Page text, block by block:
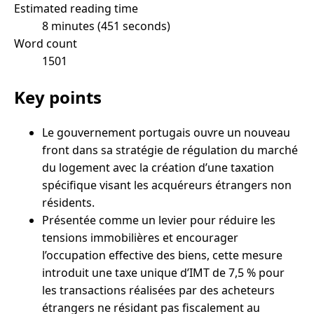
Estimated reading time
8 minutes (451 seconds)
Word count
1501
Key points
Le gouvernement portugais ouvre un nouveau
front dans sa stratégie de régulation du marché
du logement avec la création d’une taxation
spécifique visant les acquéreurs étrangers non
résidents.
Présentée comme un levier pour réduire les
tensions immobilières et encourager
l’occupation effective des biens, cette mesure
introduit une taxe unique d’IMT de 7,5 % pour
les transactions réalisées par des acheteurs
étrangers ne résidant pas fiscalement au